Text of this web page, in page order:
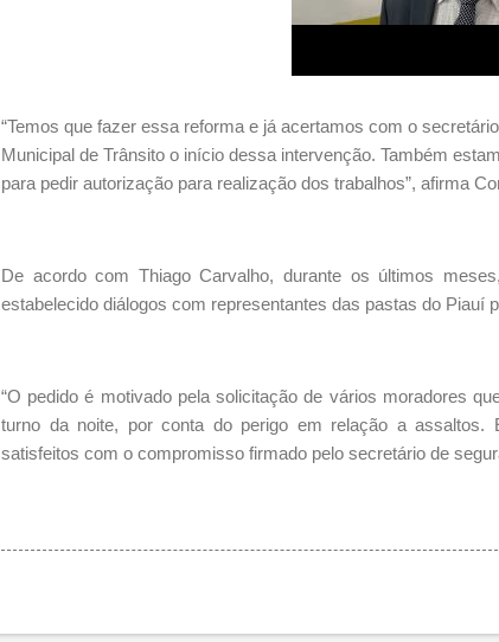
“Temos que fazer essa reforma e já acertamos com o
Municipal de Trânsito o início dessa intervenção. Também
para pedir autorização para realização dos trabalhos”, afirma
De acordo com Thiago Carvalho, durante os últimos
estabelecido diálogos com representantes das pastas do Piauí
“O pedido é motivado pela solicitação de vários moradores
turno da noite, por conta do perigo em relação a assaltos.
satisfeitos com o compromisso firmado pelo secretário de